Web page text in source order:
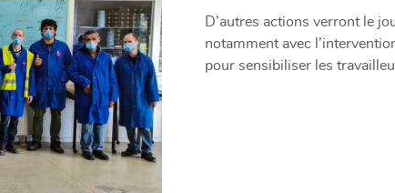
D’autres actions verront le
notamment avec
pour sensibiliser les